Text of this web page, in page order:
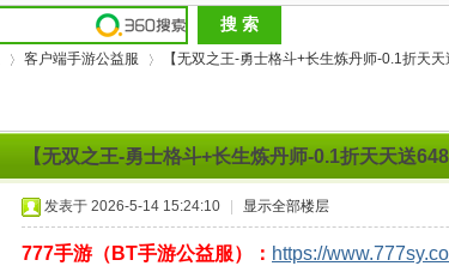
客户端手游公益服
›
【无双之王-勇士格斗+长生炼丹师-0.1折天
【无双之王-勇士格斗+长生炼丹师-0.1折天天送
发表于 2026-5-14 15:24:10 显示全部楼层
777手游（BT手游公益服）： https://